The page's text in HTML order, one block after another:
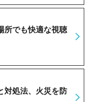
所でも快適な視聴
対処法、火災を防